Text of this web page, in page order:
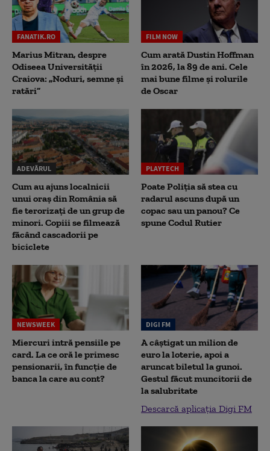
FANATIK.RO
Marius Mitran, despre
Odiseea Universității
Craiova: „Noduri, semne și
ratări”
FILM NOW
Cum arată Dustin Hoffman
în 2026, la 89 de ani. Cele
mai bune filme și rolurile
de Oscar
ADEVĂRUL
Cum au ajuns localnicii
unui oraș din România să
fie terorizați de un grup de
minori. Copiii se filmează
făcând cascadorii pe
biciclete
PLAYTECH
Poate Poliția să stea cu
radarul ascuns după un
copac sau un panou? Ce
spune Codul Rutier
NEWSWEEK
Miercuri intră pensiile pe
card. La ce oră le primesc
pensionarii, în funcție de
banca la care au cont?
DIGI FM
A câștigat un milion de
euro la loterie, apoi a
aruncat biletul la gunoi.
Gestul făcut muncitorii de
la salubritate
Descarcă aplicația Digi FM